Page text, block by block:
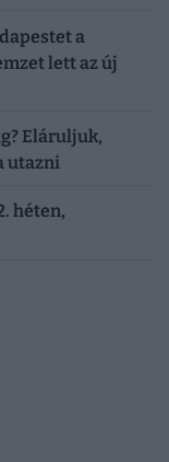
a
lett az új
Eláruljuk,
utazni
héten,